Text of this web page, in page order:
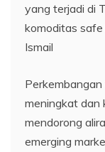
yang terjadi di
komoditas
Ismail
meningkat dan
mendorong
emerging